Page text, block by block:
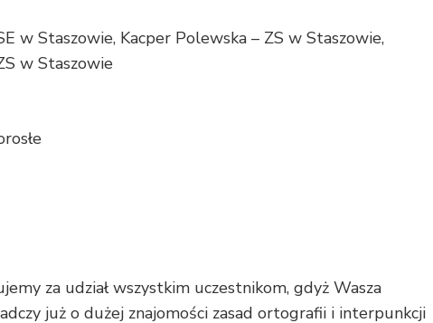
w Staszowie, Kacper Polewska – ZS w Staszowie,
w Staszowie
za udział wszystkim uczestnikom, gdyż Wasza
już o dużej znajomości zasad ortografii i interpunkcji